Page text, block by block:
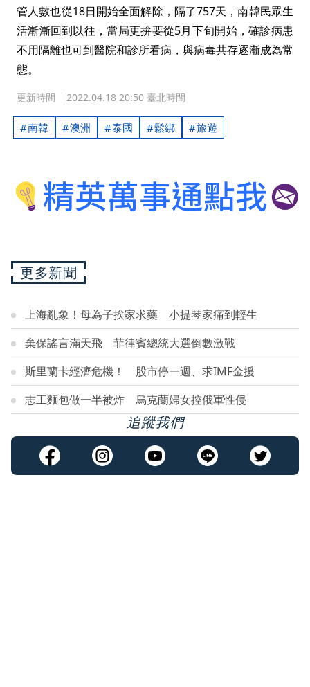
管人數也從18日開始全面解除，隔了757天，南韓民眾生
活漸漸回到以往，當局更拚要從5月下旬開始，確診病患
不用隔離也可到醫院和診所看病，與病毒共存逐漸成為常
態。
更新時間 2022.04.18 20:50 臺北時間
南韓 澳洲 泰國 鬆綁 旅遊
更多新聞
上海亂象！母為子挨家求藥 小提琴家痛到輕生
棄保謠言滿天飛 菲律賓總統大選倒數激戰
斯里蘭卡經濟危機！ 股市停一週、求IMF金援
志工麵包做一半被炸 烏克蘭婦女控俄軍性侵
追蹤我們